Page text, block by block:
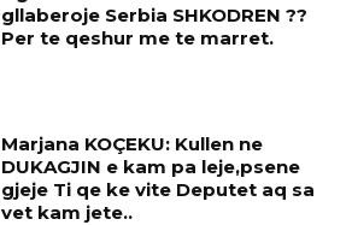
gllaberoje Serbia SHKODREN ??
Per te qeshur me te marret.
Marjana KOÇEKU: Kullen ne
DUKAGJIN e kam pa leje,psene
gjeje Ti qe ke vite Deputet aq sa
vet kam jete..